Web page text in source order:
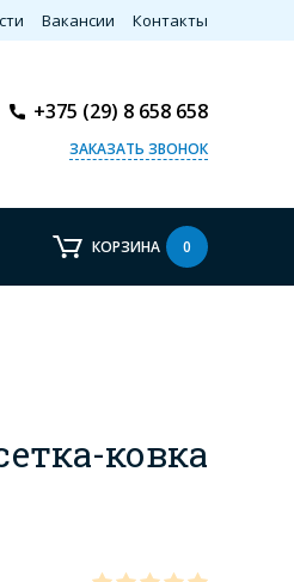
Вакансии Контакты
+375 (29) 8 658 658
ЗАКАЗАТЬ ЗВОНОК
КОРЗИНА 0
ковка